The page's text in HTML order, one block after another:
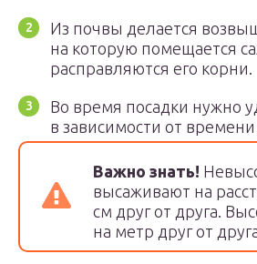
Из почвы делается
на которую помещается
расправляются его корни.
Во время посадки нужно
в зависимости от времени
Важно знать!
высаживают на
см друг от друга.
на метр друг от